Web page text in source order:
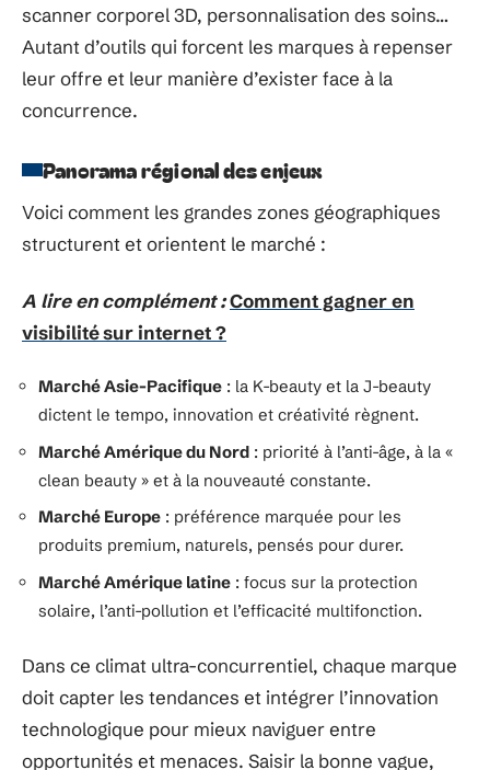
scanner corporel 3D, personnalisation des soins…
Autant d’outils qui forcent les marques à repenser
leur offre et leur manière d’exister face à la
concurrence.
Panorama régional des enjeux
Voici comment les grandes zones géographiques
structurent et orientent le marché :
A lire en complément :Comment gagner en
visibilité sur internet ?
Marché Asie-Pacifique : la K-beauty et la J-beauty
dictent le tempo, innovation et créativité règnent.
Marché Amérique du Nord : priorité à l’anti-âge, à la «
clean beauty » et à la nouveauté constante.
Marché Europe : préférence marquée pour les
produits premium, naturels, pensés pour durer.
Marché Amérique latine : focus sur la protection
solaire, l’anti-pollution et l’efficacité multifonction.
Dans ce climat ultra-concurrentiel, chaque marque
doit capter les tendances et intégrer l’innovation
technologique pour mieux naviguer entre
opportunités et menaces. Saisir la bonne vague,